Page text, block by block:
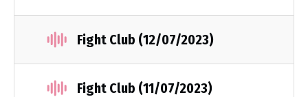
Fight Club (12/07/2023)
Fight Club (11/07/2023)